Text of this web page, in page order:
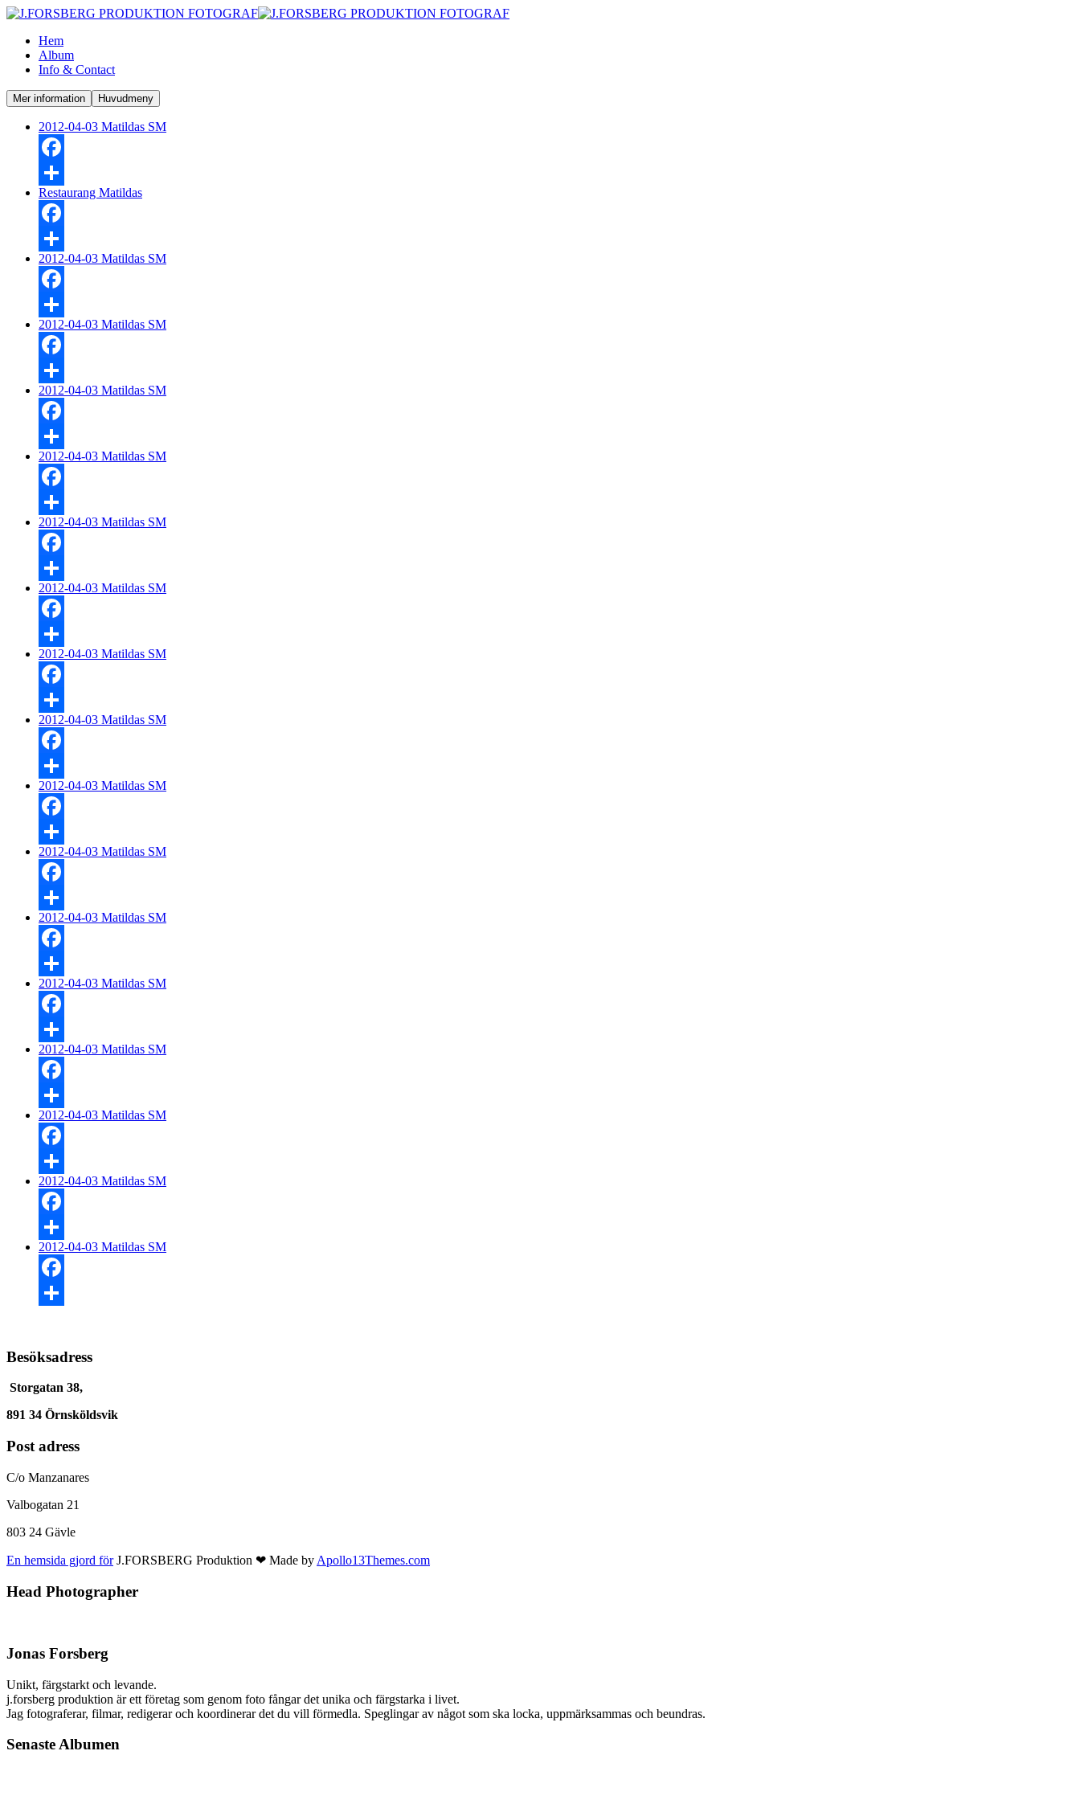
Hem
Album
Info & Contact
Mer information Huvudmeny
2012-04-03 Matildas SM
Facebook
Dela
Restaurang Matildas
Facebook
Dela
2012-04-03 Matildas SM
Facebook
Dela
2012-04-03 Matildas SM
Facebook
Dela
2012-04-03 Matildas SM
Facebook
Dela
2012-04-03 Matildas SM
Facebook
Dela
2012-04-03 Matildas SM
Facebook
Dela
2012-04-03 Matildas SM
Facebook
Dela
2012-04-03 Matildas SM
Facebook
Dela
2012-04-03 Matildas SM
Facebook
Dela
2012-04-03 Matildas SM
Facebook
Dela
2012-04-03 Matildas SM
Facebook
Dela
2012-04-03 Matildas SM
Facebook
Dela
2012-04-03 Matildas SM
Facebook
Dela
2012-04-03 Matildas SM
Facebook
Dela
2012-04-03 Matildas SM
Facebook
Dela
2012-04-03 Matildas SM
Facebook
Dela
2012-04-03 Matildas SM
Facebook
Besöksadress
Storgatan 38,
891 34 Örnsköldsvik
Post adress
C/o Manzanares
Valbogatan 21
803 24 Gävle
En hemsida gjord förJ.FORSBERG Produktion ❤ Made by Apollo13Themes.com
Head Photographer
Jonas Forsberg
Unikt, färgstarkt och levande.
j.forsberg produktion är ett företag som genom foto fångar det unika och färgstarka i livet.
Jag fotograferar, filmar, redigerar och koordinerar det du vill förmedla. Speglingar av något som ska locka, uppmärksammas och beundras.
Senaste Albumen